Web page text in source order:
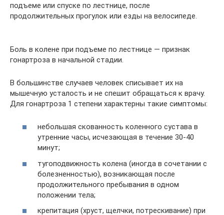
подъеме или спуске по лестнице, после
продолжительных прогулок или езды на велосипеде.
Боль в колене при подъеме по лестнице — признак
гонартроза в начальной стадии.
В большинстве случаев человек списывает их на
мышечную усталость и не спешит обращаться к врачу.
Для гонартроза 1 степени характерны такие симптомы:
небольшая скованность коленного сустава в
утренние часы, исчезающая в течение 30-40
минут;
тугоподвижность колена (иногда в сочетании с
болезненностью), возникающая после
продолжительного пребывания в одном
положении тела;
крепитация (хруст, щелчки, потрескивание) при